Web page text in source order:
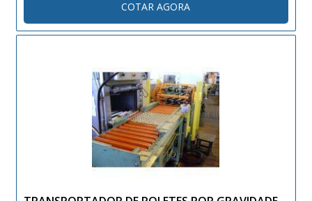
Rolete pode ser construído em aço carbono, alumínio ou
aço inox e....
COTAR AGORA